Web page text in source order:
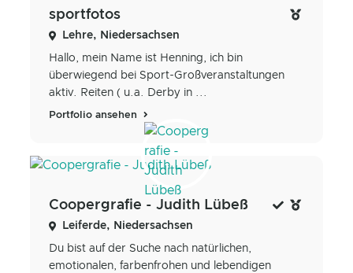
sportfotos
Lehre, Niedersachsen
Hallo, mein Name ist Henning, ich bin
überwiegend bei Sport-Großveranstaltungen
aktiv. Reiten ( u.a. Derby in ...
Portfolio ansehen
Coopergrafie - Judith Lübeß
Leiferde, Niedersachsen
Du bist auf der Suche nach natürlichen,
emotionalen, farbenfrohen und lebendigen